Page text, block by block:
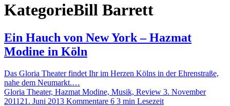
KategorieBill Barrett
Ein Hauch von New York – Hazmat
Modine in Köln
Das Gloria Theater findet Ihr im Herzen Kölns in der Ehrenstraße,
nahe dem Neumarkt.…
Gloria Theater, Hazmat Modine, Musik, Review 3. November
2011 21. Juni 2013 Kommentare 6 3 min Lesezeit